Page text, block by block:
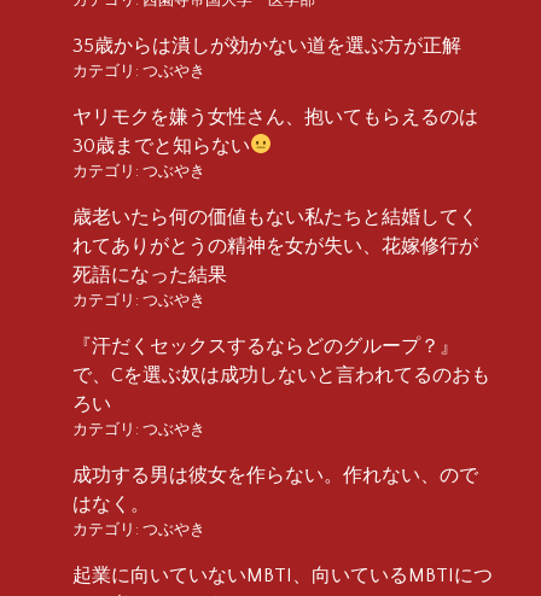
35歳からは潰しが効かない道を選ぶ方が正解
カテゴリ: つぶやき
ヤリモクを嫌う女性さん、抱いてもらえるのは
30歳までと知らない
カテゴリ: つぶやき
歳老いたら何の価値もない私たちと結婚してく
れてありがとうの精神を女が失い、花嫁修行が
死語になった結果
カテゴリ: つぶやき
『汗だくセックスするならどのグループ？』
で、Cを選ぶ奴は成功しないと言われてるのおも
ろい
カテゴリ: つぶやき
成功する男は彼女を作らない。作れない、ので
はなく。
カテゴリ: つぶやき
起業に向いていないMBTI、向いているMBTIにつ